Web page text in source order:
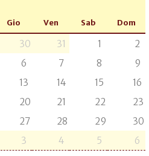
Gio Ven Sab Dom
30 31 1
2
6 7 8
9
13 14 15
16
20 21 22
23
27 28 29
30
3 4 5 6